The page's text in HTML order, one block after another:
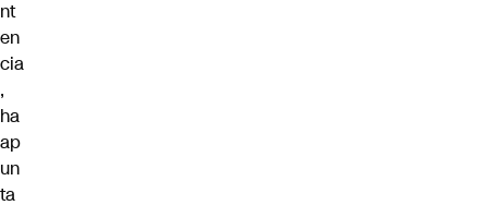
nt
en
cia
,
ha
ap
un
ta